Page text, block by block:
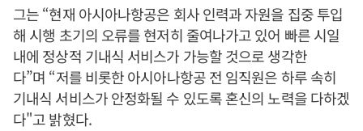
그는 “현재 아시아나항공은 회사 인력과 자원을 집중 투입
해 시행 초기의 오류를 현저히 줄여나가고 있어 빠른 시일
내에 정상적 기내식 서비스가 가능할 것으로 생각한
다”며 “저를 비롯한 아시아나항공 전 임직원은 하루 속히
기내식 서비스가 안정화될 수 있도록 혼신의 노력을 다하겠
다"고 밝혔다.